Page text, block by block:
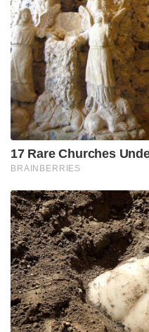
17 Rare Churches
BRAINBERRIES